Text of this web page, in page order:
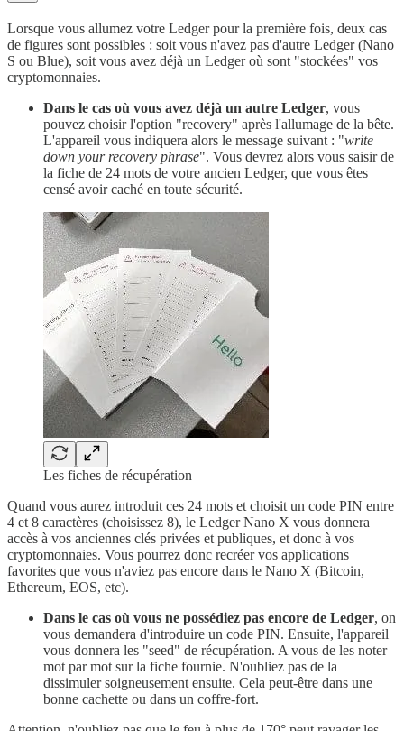
Lorsque vous allumez votre Ledger pour la première fois, deux cas
de figures sont possibles : soit vous n'avez pas d'autre Ledger (Nano
S ou Blue), soit vous avez déjà un Ledger où sont "stockées" vos
cryptomonnaies.
Dans le cas où vous avez déjà un autre Ledger, vous
pouvez choisir l'option "recovery" après l'allumage de la bête.
L'appareil vous indiquera alors le message suivant : "write
down your recovery phrase". Vous devrez alors vous saisir de
la fiche de 24 mots de votre ancien Ledger, que vous êtes
censé avoir caché en toute sécurité.
Les fiches de récupération
Quand vous aurez introduit ces 24 mots et choisit un code PIN entre
4 et 8 caractères (choisissez 8), le Ledger Nano X vous donnera
accès à vos anciennes clés privées et publiques, et donc à vos
cryptomonnaies. Vous pourrez donc recréer vos applications
favorites que vous n'aviez pas encore dans le Nano X (Bitcoin,
Ethereum, EOS, etc).
Dans le cas où vous ne possédiez pas encore de Ledger, on
vous demandera d'introduire un code PIN. Ensuite, l'appareil
vous donnera les "seed" de récupération. A vous de les noter
mot par mot sur la fiche fournie. N'oubliez pas de la
dissimuler soigneusement ensuite. Cela peut-être dans une
bonne cachette ou dans un coffre-fort.